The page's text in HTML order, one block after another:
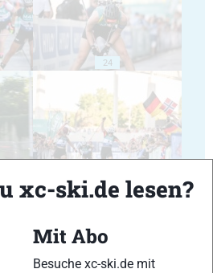
24
26
xc-ski.de lesen?
Mit Abo
Besuche xc-ski.de mit